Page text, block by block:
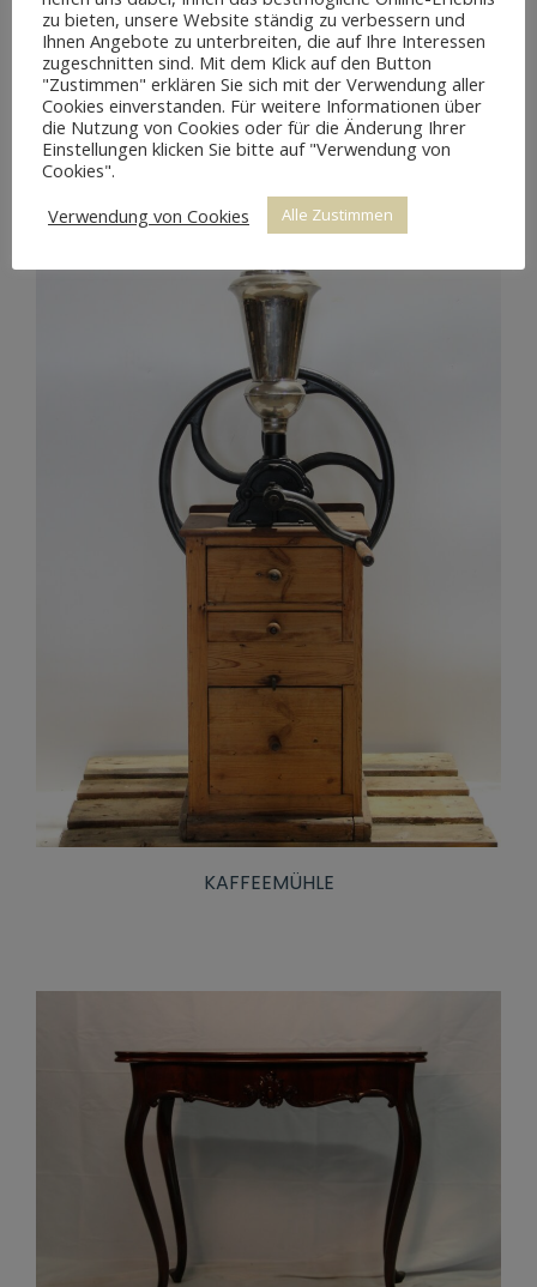
EICHE SCHRANK BAROCK
KAFFEEMÜHLE
zu bieten, unsere Website ständig zu verbessern und
Ihnen Angebote zu unterbreiten, die auf Ihre Interessen
zugeschnitten sind. Mit dem Klick auf den Button
"Zustimmen" erklären Sie sich mit der Verwendung aller
Cookies einverstanden. Für weitere Informationen über
die Nutzung von Cookies oder für die Änderung Ihrer
Einstellungen klicken Sie bitte auf "Verwendung von
Cookies".
Verwendung von Cookies
Alle Zustimmen